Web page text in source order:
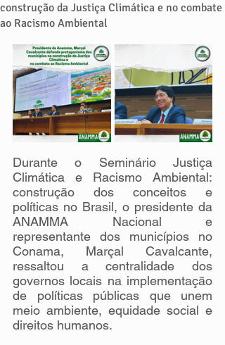
construção da Justiça Climática e no combate
ao Racismo Ambiental
Durante o Seminário Justiça
Climática e Racismo Ambiental:
construção dos conceitos e
políticas no Brasil, o presidente da
ANAMMA Nacional e
representante dos municípios no
Conama, Marçal Cavalcante,
ressaltou a centralidade dos
governos locais na implementação
de políticas públicas que unem
meio ambiente, equidade social e
direitos humanos.